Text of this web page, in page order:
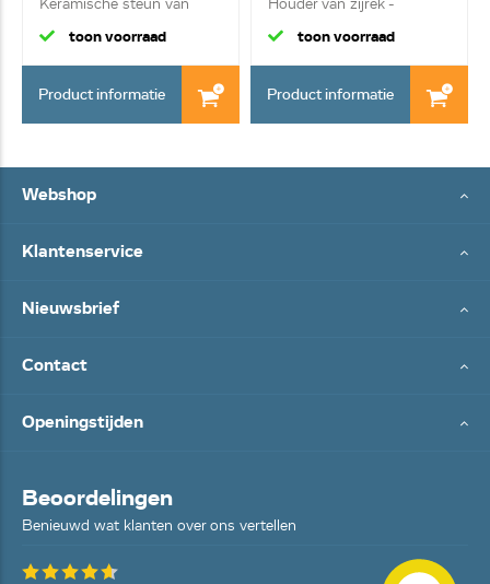
Keramische steun van
rooste...
toon voorraad
Product informatie
Houder van zijrek -
voorkan...
toon voorraad
Product informatie
Webshop
Klantenservice
Nieuwsbrief
Contact
Openingstijden
Beoordelingen
Benieuwd wat klanten over ons vertellen